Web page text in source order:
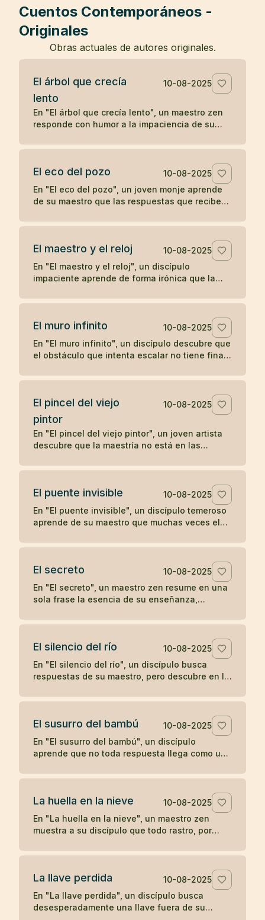
estas verdades.
Cuentos Contemporáneos -
Originales
Obras actuales de autores originales.
El árbol que crecía
lento
10-08-2025
En "El árbol que crecía lento", un maestro zen
responde con humor a la impaciencia de su
verdadero no se apresura.
El eco del pozo
10-08-2025
En "El eco del pozo", un joven monje aprende
de su maestro que las respuestas que recibe
ilustrando la enseñanza zen de que nuestra
nuestro propio corazón.
El maestro y el reloj
10-08-2025
En "El maestro y el reloj", un discípulo
impaciente aprende de forma irónica que la
enseñanza zen sobre la paciencia y la espera.
El muro infinito
10-08-2025
En "El muro infinito", un discípulo descubre que
el obstáculo que intenta escalar no tiene final,
necesitaba superarlo.
El pincel del viejo
pintor
10-08-2025
En "El pincel del viejo pintor", un joven artista
descubre que la maestría no está en las
quien las utiliza, aprendiendo una lección zen
El puente invisible
10-08-2025
En "El puente invisible", un discípulo temeroso
aprende de su maestro que muchas veces el
podamos verlo, y que el primer paso es lo que
El secreto
10-08-2025
En "El secreto", un maestro zen resume en una
sola frase la esencia de su enseñanza,
El silencio del río
10-08-2025
En "El silencio del río", un discípulo busca
respuestas de su maestro, pero descubre en la
aprendizaje ocurre cuando las palabras se
El susurro del bambú
10-08-2025
En "El susurro del bambú", un discípulo
aprende que no toda respuesta llega como un
como un susurro que hay que saber escuchar.
La huella en la nieve
10-08-2025
En "La huella en la nieve", un maestro zen
muestra a su discípulo que todo rastro, por
tiempo, enseñando sobre la impermanencia y
La llave perdida
10-08-2025
En "La llave perdida", un discípulo busca
desesperadamente una llave fuera de su